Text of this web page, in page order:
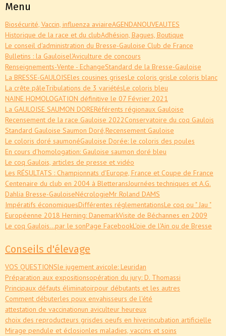
Menu
Biosécurité, Vaccin, influenza aviaireAGENDANOUVEAUTES
Historique de la race et du clubAdhésion, Bagues, Boutique
Le conseil d'administration du Bresse-Gauloise Club de France
Bulletins : la Gauloisel'Aviculture de concours
Renseignements-Vente - EchangeStandard de la Bresse-Gauloise
La BRESSE-GAULOISEles cousines grisesLe coloris grisLe coloris blanc
La crête pâleTribulations de 3 variétésLe coloris bleu
NAINE HOMOLOGATION définitive le 07 Février 2021
La GAULOISE SAUMON DORERéférents régionaux Gauloise
Recensement de la race Gauloise 2022Conservatoire du coq Gaulois
Standard Gauloise Saumon Doré,Recensement Gauloise
Le coloris doré saumonéGauloise Dorée: le coloris des poules
En cours d'homologation: Gauloise saumon doré bleu
Le coq Gaulois, articles de presse et vidéo
Les RÉSULTATS : Championnats d'Europe, France et Coupe de France
Centenaire du club en 2004 à BletteransJournées techniques et A.G.
Dahlia Bresse-GauloiseNécrologieMr Roland DAMS
Impératifs économiquesDifférentes réglementationsLe coq ou " Jau "
Européenne 2018 Herning: DanemarkVisite de Béchannes en 2009
Le coq Gaulois...par le sonPage FacebookL'oie de l'Ain ou de Bresse
Conseils d'élevage
VOS QUESTIONSle jugement avicole: Leuridan
Préparation aux expositionsopération du jury: D. Thomassi
Principaux défauts éliminatoirpour débutants et les autres
Comment débuterles poux envahisseurs de l'été
attestation de vaccinationun aviculteur heureux
choix des reproducteurs grisdes oeufs en hiverincubation artificielle
Mirage pendule et éclosionles maladies, vaccins et soins